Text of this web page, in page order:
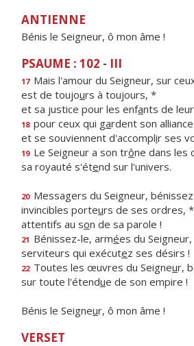
ANTIENNE
Bénis le Seigneur, ô mon âme !
PSAUME : 102 - III
17 Mais l'amour du Seigneur, sur
est de toujours à toujours, *
et sa justice pour les enfants de
18 pour ceux qui gardent son alliance
et se souviennent d'accomplir ses
19 Le Seigneur a son trône dans les
sa royauté s'étend sur l'univers.
20 Messagers du Seigneur,
invincibles porteurs de ses ordres, *
attentifs au son de sa parole !
21 Bénissez-le, armées du Seigneur,
serviteurs qui exécutez ses désirs !
22 Toutes les œuvres du Seigneur,
sur toute l'étendue de son empire !
Bénis le Seigneur, ô mon âme !
VERSET